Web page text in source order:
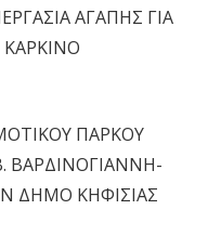
ΑΓΑΠΗΣ ΓΙΑ
ΚΑΡΚΙΝΟ
ΠΑΡΚΟΥ
ΒΑΡΔΙΝΟΓΙΑΝΝΗ-
ΔΗΜΟ ΚΗΦΙΣΙΑΣ